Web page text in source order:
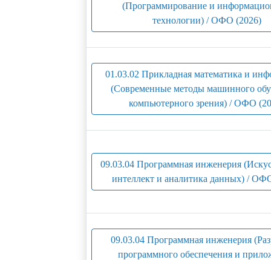
(Программирование и
технологии) / ОФО (2026)
01.03.02 Прикладная математика и
(Современные методы машинного
компьютерного зрения) / ОФО
09.03.04 Программная инженерия
интеллект и аналитика данных) /
09.03.04 Программная инженерия
программного обеспечения и